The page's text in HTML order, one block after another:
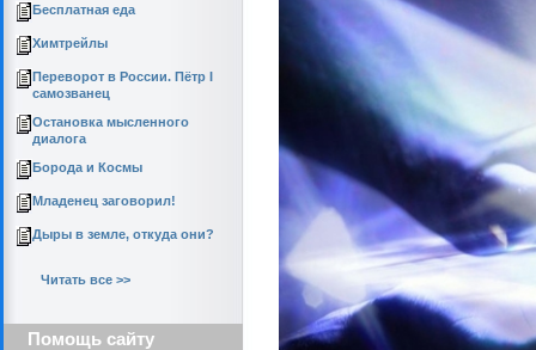
Бесплатная еда
Химтрейлы
Переворот в России. Пётр I
самозванец
Остановка мысленного
диалога
Борода и Космы
Младенец заговорил!
Дыры в земле, откуда они?
Читать все >>
Помощь сайту